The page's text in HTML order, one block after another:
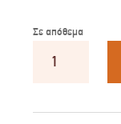
Σε απόθεμα
Γενέθλια